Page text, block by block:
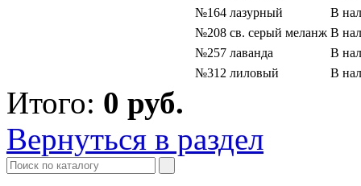
№164 лазурный
В
№208 св. серый меланж В
№257 лаванда
В
№312 лиловый
В
Итого: 0 руб.
Вернуться в раздел